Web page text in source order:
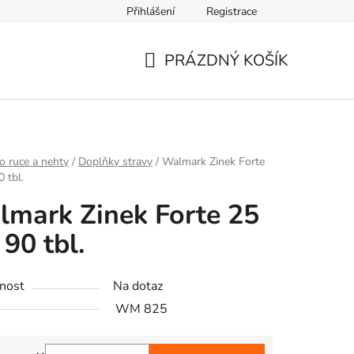
Přihlášení Registrace
PRÁZDNÝ KOŠÍK
ruce a nehty / Doplňky stravy / Walmark Zinek Forte
tbl.
Zinek Forte 25
tbl.
Na dotaz
WM 825